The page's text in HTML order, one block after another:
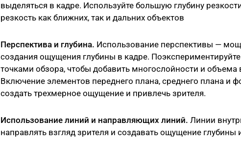
выделяться в кадре. Используйте большую глубину
резкость как ближних, так и дальних объектов
Перспектива и глубина. Использование перспективы —
создания ощущения глубины в кадре.
точками обзора, чтобы добавить многослойности и
Включение элементов переднего плана, среднего плана и
создать трехмерное ощущение и привлечь зрителя.
Использование линий и направляющих линий. Линии
направлять взгляд зрителя и создавать ощущение